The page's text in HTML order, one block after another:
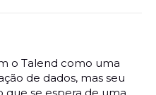
o Talend como uma
de dados, mas seu